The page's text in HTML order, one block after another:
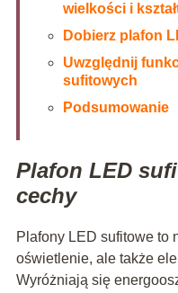
wielkości i
Dobierz plafon
Uwzględnij
sufitowych
Podsumowanie
Plafon LED
cechy
Plafony LED sufitowe to
oświetlenie, ale także
Wyróżniają się